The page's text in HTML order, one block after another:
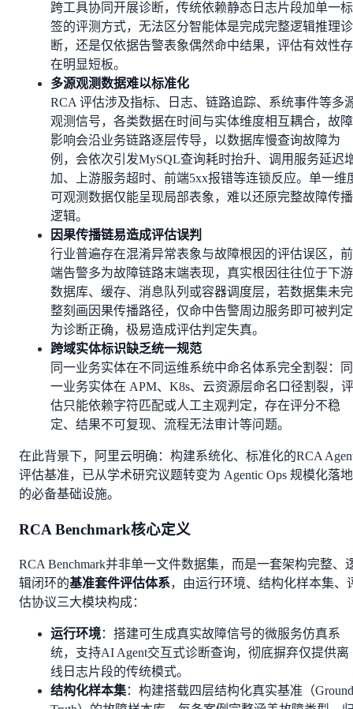
跨工具协同开展诊断，传统依赖静态日志片段加单一标
签的评测方式，无法区分智能体是完成完整逻辑推理诊
断，还是仅依据告警表象偶然命中结果，评估有效性存
在明显短板。
多源观测数据难以标准化
RCA 评估涉及指标、日志、链路追踪、系统事件等多
观测信号，各类数据在时间与实体维度相互耦合，故障
影响会沿业务链路逐层传导，以数据库慢查询故障为
例，会依次引发MySQL查询耗时抬升、调用服务延迟
加、上游服务超时、前端5xx报错等连锁反应。单一维
可观测数据仅能呈现局部表象，难以还原完整故障传播
逻辑。
因果传播链易造成评估误判
行业普遍存在混淆异常表象与故障根因的评估误区，前
端告警多为故障链路末端表现，真实根因往往位于下游
数据库、缓存、消息队列或容器调度层，若数据集未完
整刻画因果传播路径，仅命中告警周边服务即可被判定
为诊断正确，极易造成评估判定失真。
跨域实体标识缺乏统一规范
同一业务实体在不同运维系统中命名体系完全割裂：同
一业务实体在 APM、K8s、云资源层命名口径割裂，评
估只能依赖字符匹配或人工主观判定，存在评分不稳
定、结果不可复现、流程无法审计等问题。
在此背景下，阿里云明确：构建系统化、标准化的RCA
评估基准，已从学术研究议题转变为 Agentic Ops 规模化落地
的必备基础设施。
RCA Benchmark核心定义
RCA Benchmark并非单一文件数据集，而是一套架构完整、
辑闭环的基准套件评估体系，由运行环境、结构化样本集、
估协议三大模块构成：
运行环境：搭建可生成真实故障信号的微服务仿真系
统，支持AI Agent交互式诊断查询，彻底摒弃仅提供离
线日志片段的传统模式。
结构化样本集：构建搭载四层结构化真实基准（Ground